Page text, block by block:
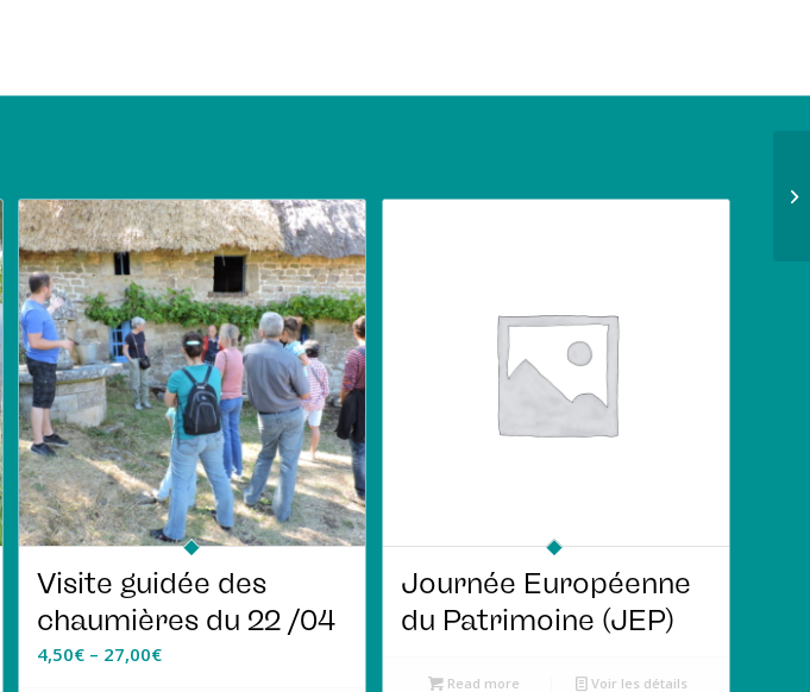
Visite guidée des
chaumières du 22 /04
4,50€ – 27,00€
Journée Européenne
du Patrimoine (JEP)
Read more Voir les détails